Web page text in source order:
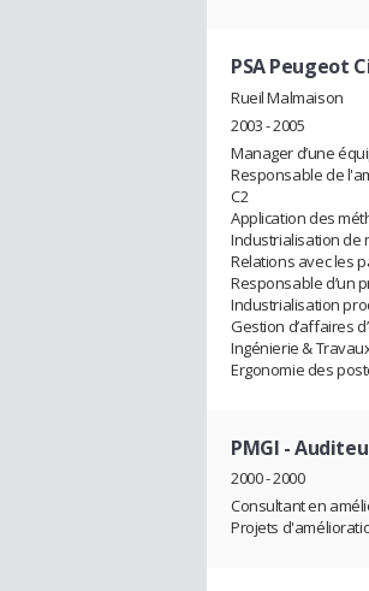
PSA Peugeot
Rueil Malmaison
2003 - 2005
Manager d’une
Responsable de
C2
Application des
Industrialisation de
Relations avec les
Responsable d’un
Industrialisation
Gestion d’affaires
Ingénierie &
Ergonomie des
PMGI -
2000 - 2000
Consultant en
Projets